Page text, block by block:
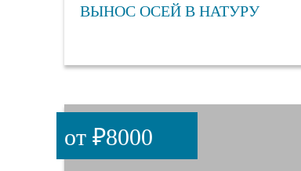
ВЫНОС ОСЕЙ В НАТУРУ
от ₽8000